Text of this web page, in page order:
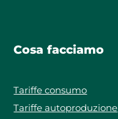
Cosa facciamo
Tariffe consumo
Tariffe autoproduzione